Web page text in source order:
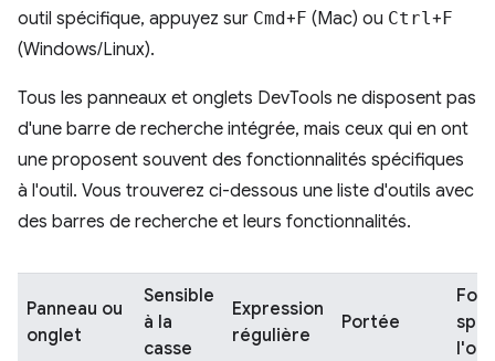
outil spécifique, appuyez sur Cmd+F (Mac) ou Ctrl +F
(Windows/Linux).
Tous les panneaux et onglets DevTools ne disposent pas
d'une barre de recherche intégrée, mais ceux qui en ont
une proposent souvent des fonctionnalités spécifiques
à l'outil. Vous trouverez ci-dessous une liste d'outils avec
des barres de recherche et leurs fonctionnalités.
Panneau ou
onglet
Sensible
à la
casse
Expression
régulière
Portée